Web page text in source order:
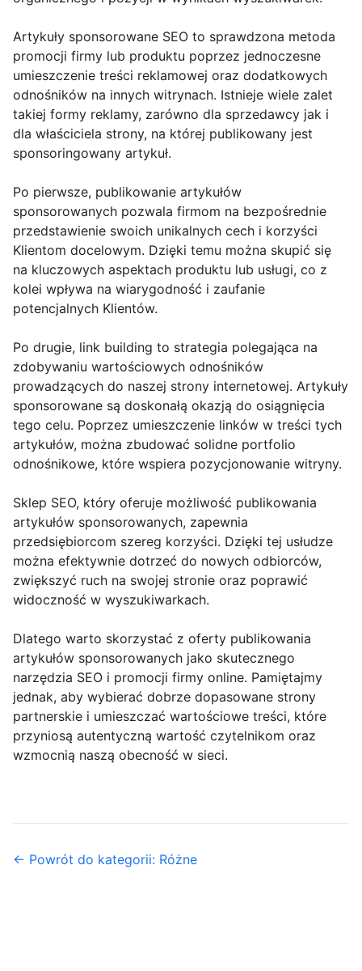
Artykuły sponsorowane SEO to sprawdzona metoda
promocji firmy lub produktu poprzez jednoczesne
umieszczenie treści reklamowej oraz dodatkowych
odnośników na innych witrynach. Istnieje wiele zalet
takiej formy reklamy, zarówno dla sprzedawcy jak i
dla właściciela strony, na której publikowany jest
sponsoringowany artykuł.
Po pierwsze, publikowanie artykułów
sponsorowanych pozwala firmom na bezpośrednie
przedstawienie swoich unikalnych cech i korzyści
Klientom docelowym. Dzięki temu można skupić się
na kluczowych aspektach produktu lub usługi, co z
kolei wpływa na wiarygodność i zaufanie
potencjalnych Klientów.
Po drugie, link building to strategia polegająca na
zdobywaniu wartościowych odnośników
prowadzących do naszej strony internetowej. Artykuły
sponsorowane są doskonałą okazją do osiągnięcia
tego celu. Poprzez umieszczenie linków w treści tych
artykułów, można zbudować solidne portfolio
odnośnikowe, które wspiera pozycjonowanie witryny.
Sklep SEO, który oferuje możliwość publikowania
artykułów sponsorowanych, zapewnia
przedsiębiorcom szereg korzyści. Dzięki tej usłudze
można efektywnie dotrzeć do nowych odbiorców,
zwiększyć ruch na swojej stronie oraz poprawić
widoczność w wyszukiwarkach.
Dlatego warto skorzystać z oferty publikowania
artykułów sponsorowanych jako skutecznego
narzędzia SEO i promocji firmy online. Pamiętajmy
jednak, aby wybierać dobrze dopasowane strony
partnerskie i umieszczać wartościowe treści, które
przyniosą autentyczną wartość czytelnikom oraz
wzmocnią naszą obecność w sieci.
← Powrót do kategorii: Różne